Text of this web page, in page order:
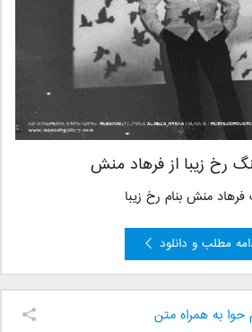
رخ زیبا از فرهاد منش
منش بنام رخ زیبا
مطلب و دانلود
حوا به همراه متن